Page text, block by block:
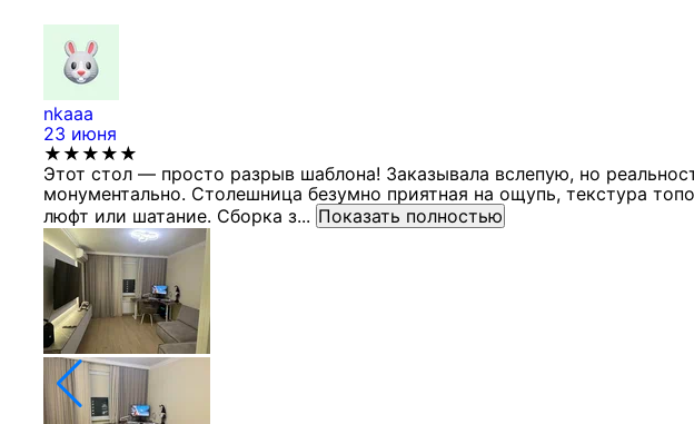
nkaaa
23 июня
★★★★★
Этот стол — просто разрыв шаблона! Заказывала вслепую, но
монументально. Столешница безумно приятная на ощупь, текстура
люфт или шатание. Сборка з... Показать полностью